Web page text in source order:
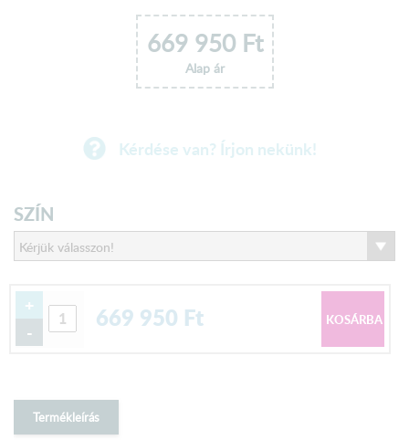
669 950Ft
Alap ár
Kérdése van? Írjon nekünk!
SZÍN
+
-
669 950 Ft
Termékleírás